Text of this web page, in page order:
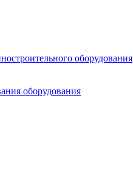
оборудования
оборудования